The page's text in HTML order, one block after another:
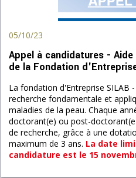
05/10/23
Appel à candidatures -
de la Fondation
La fondation d'Entreprise SILAB
recherche fondamentale et
maladies de la peau. Chaque
doctorant(e) ou post-
de recherche, grâce à une
maximum de 3 ans. La date
candidature est le 15